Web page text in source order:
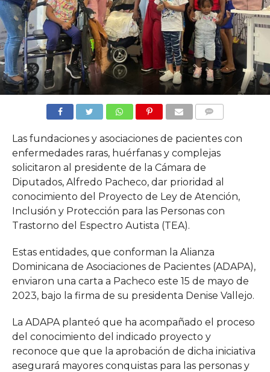
Las fundaciones y asociaciones de pacientes con
enfermedades raras, huérfanas y complejas
solicitaron al presidente de la Cámara de
Diputados, Alfredo Pacheco, dar prioridad al
conocimiento del Proyecto de Ley de Atención,
Inclusión y Protección para las Personas con
Trastorno del Espectro Autista (TEA).
Estas entidades, que conforman la Alianza
Dominicana de Asociaciones de Pacientes (ADAPA),
enviaron una carta a Pacheco este 15 de mayo de
2023, bajo la firma de su presidenta Denise Vallejo.
La ADAPA planteó que ha acompañado el proceso
del conocimiento del indicado proyecto y
reconoce que que la aprobación de dicha iniciativa
asegurará mayores conquistas para las personas y